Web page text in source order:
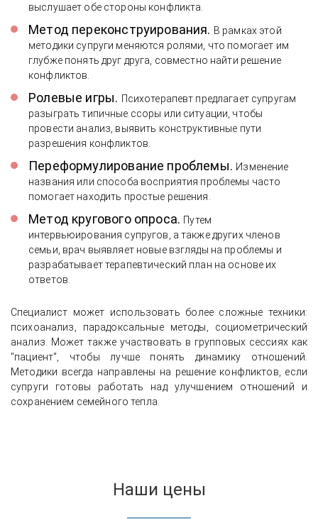
выслушает обе стороны конфликта.
Метод переконструирования. В рамках этой
методики супруги меняются ролями, что помогает им
глубже понять друг друга, совместно найти решение
конфликтов.
Ролевые игры. Психотерапевт предлагает супругам
разыграть типичные ссоры или ситуации, чтобы
провести анализ, выявить конструктивные пути
разрешения конфликтов.
Переформулирование проблемы. Изменение
названия или способа восприятия проблемы часто
помогает находить простые решения.
Метод кругового опроса. Путем
интервьюирования супругов, а также других членов
семьи, врач выявляет новые взгляды на проблемы и
разрабатывает терапевтический план на основе их
ответов.
Специалист может использовать более сложные техники:
психоанализ, парадоксальные методы, социометрический
анализ. Может также участвовать в групповых сессиях как
"пациент", чтобы лучше понять динамику отношений.
Методики всегда направлены на решение конфликтов, если
супруги готовы работать над улучшением отношений и
сохранением семейного тепла.
Наши цены